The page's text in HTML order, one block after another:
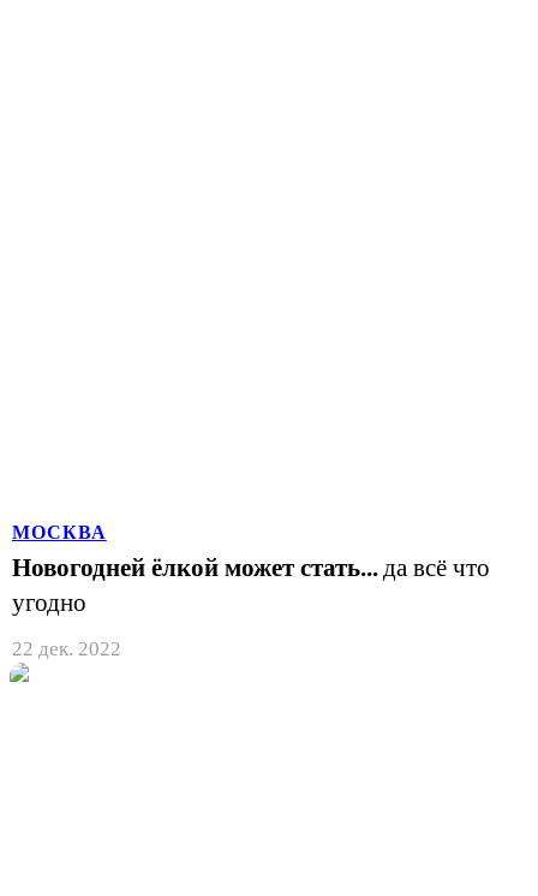
МОСКВА
Новогодней ёлкой может стать... да всё что
угодно
22 дек. 2022